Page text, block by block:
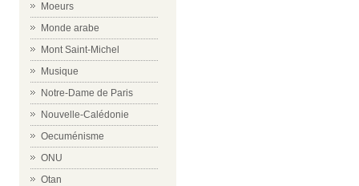
Moeurs
Monde arabe
Mont Saint-Michel
Musique
Notre-Dame de Paris
Nouvelle-Calédonie
Oecuménisme
ONU
Otan